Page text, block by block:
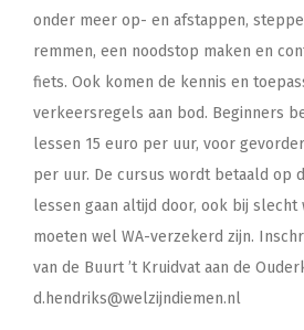
onder meer op- en afstappen,
remmen, een noodstop maken en
fiets. Ook komen de kennis en
verkeersregels aan bod. Beginners
lessen 15 euro per uur, voor
per uur. De cursus wordt betaald op
lessen gaan altijd door, ook bij slecht
moeten wel WA-verzekerd zijn.
van de Buurt ’t Kruidvat aan de
d.hendriks@welzijndiemen.nl